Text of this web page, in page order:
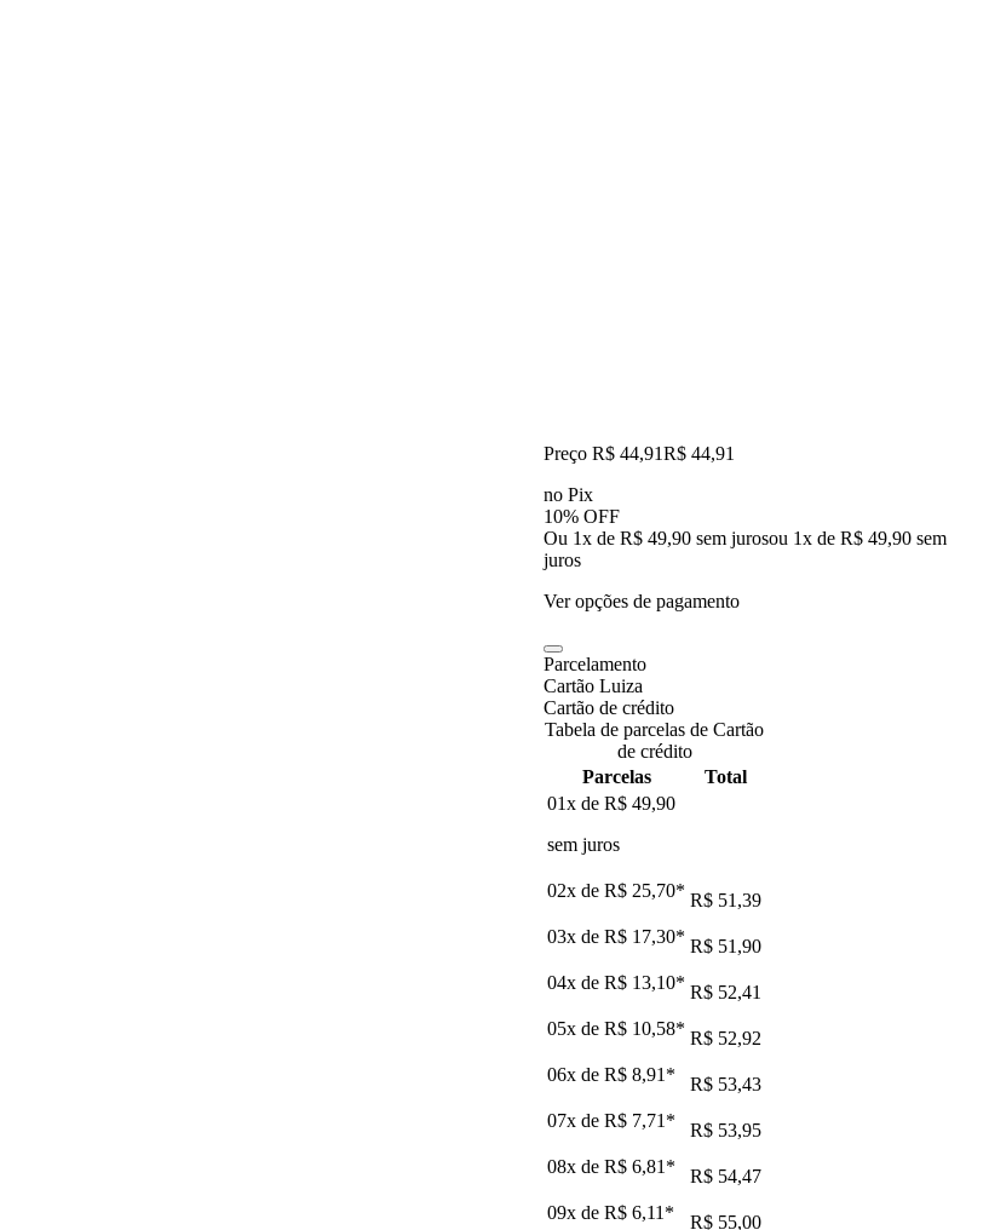
Preço R$ 44,91R$ 44,91
no Pix
10% OFF
Ou 1x de R$ 49,90 sem jurosou 1x de R$ 49,90 sem
juros
Ver opções de pagamento
Parcelamento
Cartão Luiza
Cartão de crédito
Tabela de parcelas de Cartão
de crédito
Parcelas
Total
01x de R$ 49,90
sem juros
02x de R$ 25,70* R$ 51,39
03x de R$ 17,30* R$ 51,90
04x de R$ 13,10* R$ 52,41
05x de R$ 10,58* R$ 52,92
06x de R$ 8,91 *
R$ 53,43
07x de R$ 7,71 *
R$ 53,95
08x de R$ 6,81 *
R$ 54,47
09x de R$ 6,11 *
R$ 55,00